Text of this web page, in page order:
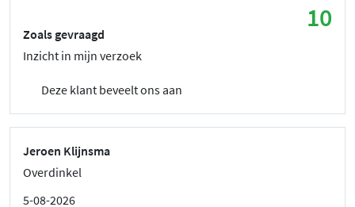
10
Zoals gevraagd
Inzicht in mijn verzoek
Deze klant beveelt ons aan
Jeroen Klijnsma
Overdinkel
5-08-2026